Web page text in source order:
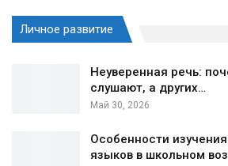
Личное развитие
Неуверенная речь:
слушают, а других…
Май 30, 2026
Особенности
языков в школьном